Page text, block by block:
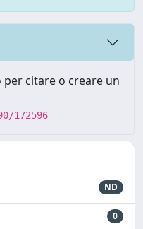
citare o creare un
172596
ND
0